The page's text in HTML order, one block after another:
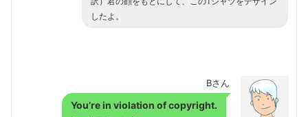
したよ。
Bさん
You’re in violation of copyright.